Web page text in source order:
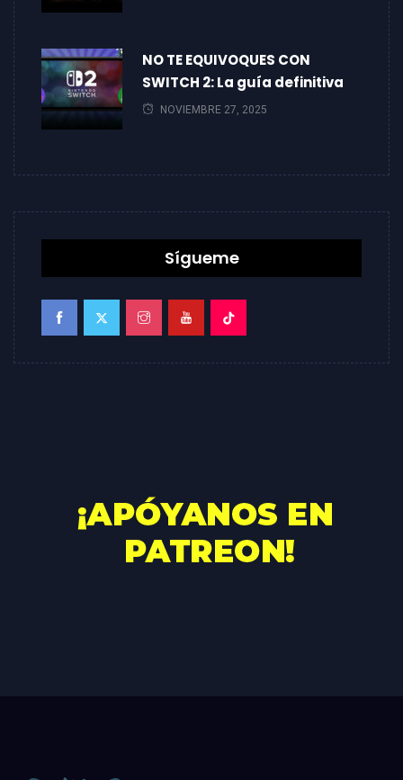
NO TE EQUIVOQUES CON
SWITCH 2: La guía definitiva
NOVIEMBRE 27, 2025
Sígueme